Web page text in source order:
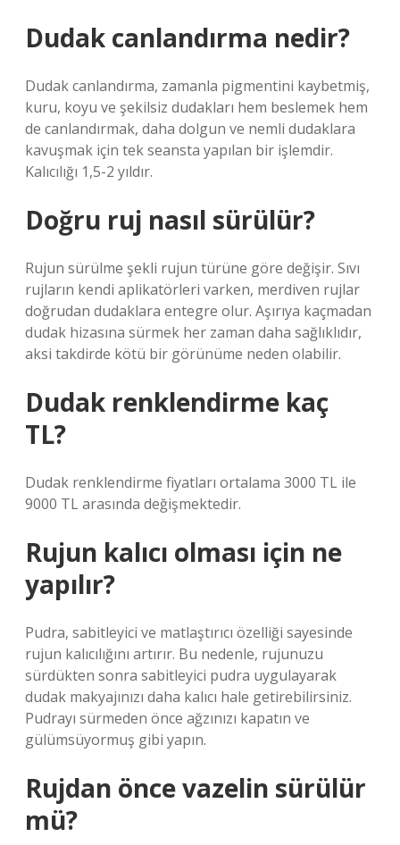
Dudak canlandırma nedir?
Dudak canlandırma, zamanla pigmentini kaybetmiş,
kuru, koyu ve şekilsiz dudakları hem beslemek hem
de canlandırmak, daha dolgun ve nemli dudaklara
kavuşmak için tek seansta yapılan bir işlemdir.
Kalıcılığı 1,5-2 yıldır.
Doğru ruj nasıl sürülür?
Rujun sürülme şekli rujun türüne göre değişir. Sıvı
rujların kendi aplikatörleri varken, merdiven rujlar
doğrudan dudaklara entegre olur. Aşırıya kaçmadan
dudak hizasına sürmek her zaman daha sağlıklıdır,
aksi takdirde kötü bir görünüme neden olabilir.
Dudak renklendirme kaç
TL?
Dudak renklendirme fiyatları ortalama 3000 TL ile
9000 TL arasında değişmektedir.
Rujun kalıcı olması için ne
yapılır?
Pudra, sabitleyici ve matlaştırıcı özelliği sayesinde
rujun kalıcılığını artırır. Bu nedenle, rujunuzu
sürdükten sonra sabitleyici pudra uygulayarak
dudak makyajınızı daha kalıcı hale getirebilirsiniz.
Pudrayı sürmeden önce ağzınızı kapatın ve
gülümsüyormuş gibi yapın.
Rujdan önce vazelin sürülür
mü?